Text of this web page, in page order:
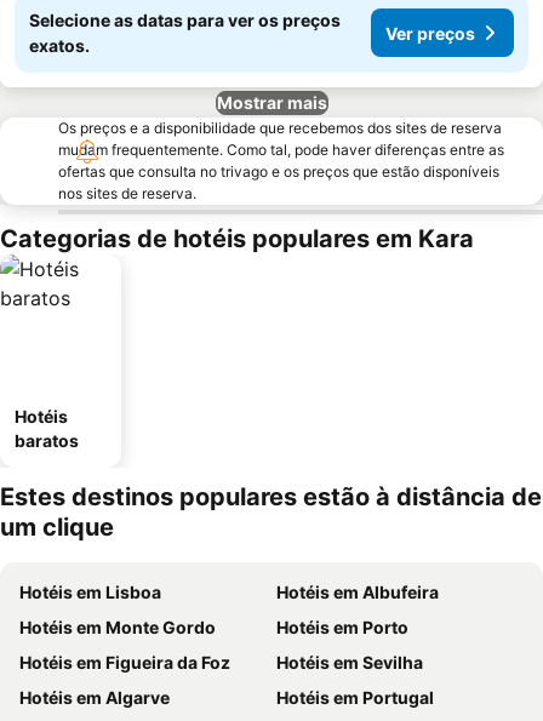
Selecione as datas para ver os preços
exatos.
Ver preços
Mostrar mais
Os preços e a disponibilidade que recebemos dos sites de reserva
mudam frequentemente. Como tal, pode haver diferenças entre as
ofertas que consulta no trivago e os preços que estão disponíveis
nos sites de reserva.
Categorias de hotéis populares em Kara
Hotéis
baratos
Estes destinos populares estão à distância de
um clique
Hotéis em Lisboa
Hotéis em Albufeira
Hotéis em Monte Gordo
Hotéis em Porto
Hotéis em Figueira da Foz
Hotéis em Sevilha
Hotéis em Algarve
Hotéis em Portugal